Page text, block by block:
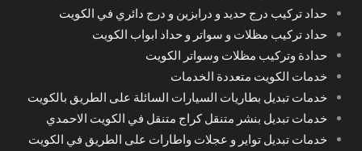
حداد تركيب درج حديد و درابزين و درج دائري في الكويت
حداد تركيب مظلات و سواتر و حداد ابواب الكويت
حدادة وتركيب مظلات وسواتر الكويت
خدمات الكويت متعددة الخدمات
خدمات تبديل بطاريات السيارات السائلة على الطريق بالكويت
خدمات تبديل بنشر متنقل كراج متنقل في الكويت الاحمدي
خدمات تبديل تواير و عجلات واطارات على الطريق في الكويت